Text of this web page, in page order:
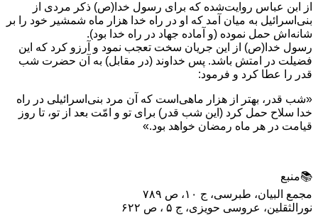
از ابن عباس روایت‌شده که براى رسول خدا(ص) ذکر مردى از
بنى‌اسرائیل به میان آمد که او در راه خدا هزار ماه شمشیر خود را بر
شانه‌اش حمل نموده (و آماده جهاد در راه خدا بود).
رسول خدا(ص) از این جریان سخت تعجب نمود و آرزو کرد که این
فضیلت در امتش باشد. پس خداوند (در مقابل) به آن حضرت شب
قدر را عطا کرد و فرمود:
«شب قدر، بهتر از هزار ماهى‌است که آن مرد بنى‌اسرائیلى در راه
خدا سلاح حمل کرد (این شب قدر) براى تو و امّت بعد از تو، تا روز
قیامت در هر ماه رمضان خواهد بود.»
📚منبع
مجمع البیان، طبرسی، ج ۱۰، ص ۷۸۹
نورالثقلین، عروسی حویزی، ج ۵ ، ص ۶۲۲